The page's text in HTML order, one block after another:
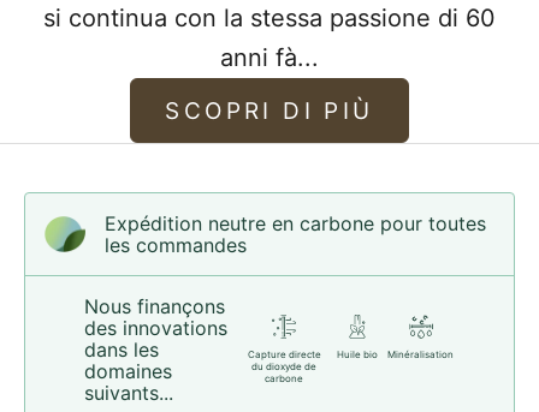
si continua con la stessa passione di 60
anni fà...
SCOPRI DI PIÙ
Expédition neutre en carbone pour toutes
les commandes
Nous finançons
des innovations
dans les
domaines
suivants...
Capture directe
du dioxyde de
carbone
Huile bio Minéralisation